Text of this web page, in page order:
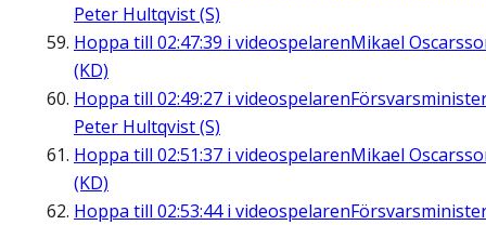
Peter Hultqvist (S)
Hoppa till 02:47:39 i videospelarenMikael
(KD)
Hoppa till 02:49:27 i videospelaren
Peter Hultqvist (S)
Hoppa till 02:51:37 i videospelarenMikael
(KD)
Hoppa till 02:53:44i videospelaren